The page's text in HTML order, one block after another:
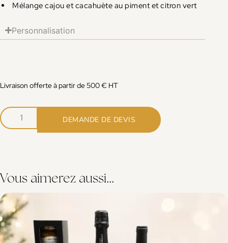
Mélange cajou et cacahuète au piment et citron vert
Personnalisation
Livraison offerte à partir de 500 € HT
DEMANDE DE DEVIS
Vous aimerez aussi...